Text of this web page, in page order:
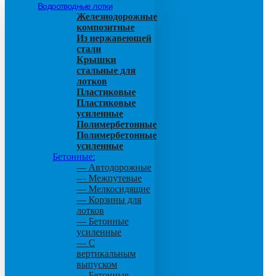
Водоотводные лотки
Железнодорожные
композитные
Из нержавеющей
стали
Крышки
стальные для
лотков
Пластиковые
Пластиковые
усиленные
Полимербетонные
Полимербетонные
усиленные
Бетонные:
— Автодорожные
— Межпутевые
— Мелкосидящие
— Корзины для
лотков
— Бетонные
усиленные
— С
вертикальным
выпуском